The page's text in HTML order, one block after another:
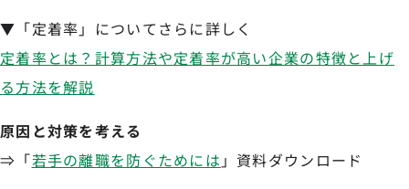
▼「定着率」についてさらに詳しく
定着率とは？計算方法や定着率が高い企業の特徴と上げ
る方法を解説
原因と対策を考える
⇒「若手の離職を防ぐためには 」資料ダウンロード